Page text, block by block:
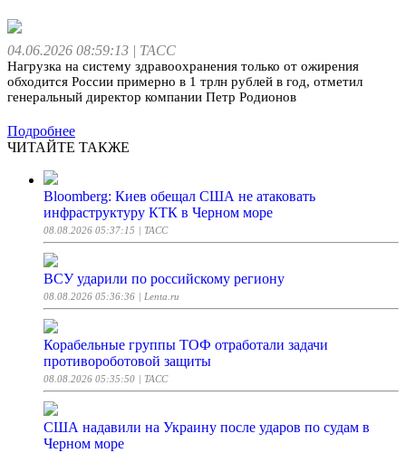
04.06.2026 08:59:13 | ТАСС
Нагрузка на систему здравоохранения только от ожирения
обходится России примерно в 1 трлн рублей в год, отметил
генеральный директор компании Петр Родионов
Подробнее
ЧИТАЙТЕ ТАКЖЕ
Bloomberg: Киев обещал США не атаковать
инфраструктуру КТК в Черном море
08.08.2026 05:37:15 | ТАСС
ВСУ ударили по российскому региону
08.08.2026 05:36:36 | Lenta.ru
Корабельные группы ТОФ отработали задачи
противороботовой защиты
08.08.2026 05:35:50 | ТАСС
США надавили на Украину после ударов по судам в
Черном море